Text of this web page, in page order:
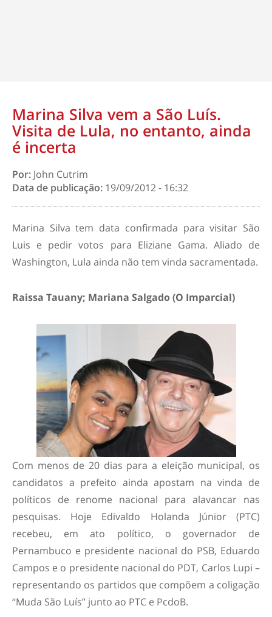
Marina Silva vem a São Luís.
Visita de Lula, no entanto, ainda
é incerta
Por: John Cutrim
Data de publicação: 19/09/2012 - 16:32
Marina Silva tem data confirmada para visitar São
Luis e pedir votos para Eliziane Gama. Aliado de
Washington, Lula ainda não tem vinda sacramentada.
Raissa Tauany; Mariana Salgado (O Imparcial)
Com menos de 20 dias para a eleição municipal, os
candidatos a prefeito ainda apostam na vinda de
políticos de renome nacional para alavancar nas
pesquisas. Hoje Edivaldo Holanda Júnior (PTC)
recebeu, em ato político, o governador de
Pernambuco e presidente nacional do PSB, Eduardo
Campos e o presidente nacional do PDT, Carlos Lupi –
representando os partidos que compõem a coligação
“Muda São Luís” junto ao PTC e PcdoB.